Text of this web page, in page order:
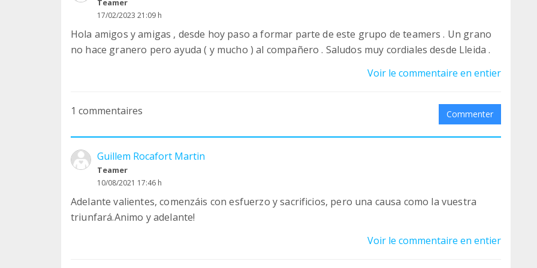
Teamer
17/02/2023 21:09 h
Hola amigos y amigas , desde hoy paso a formar parte de este grupo de teamers . Un grano
no hace granero pero ayuda ( y mucho ) al compañero . Saludos muy cordiales desde Lleida .
Voir le commentaire en entier
1 commentaires Commenter
Guillem Rocafort Martin
Teamer
10/08/2021 17:46 h
Adelante valientes, comenzáis con esfuerzo y sacrificios, pero una causa como la vuestra
triunfará.Animo y adelante!
Voir le commentaire en entier